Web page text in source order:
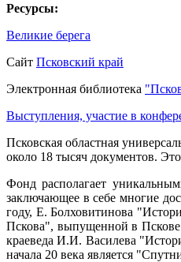
Ресурсы:
Великие берега
Сайт Псковский край
Электронная библиотека
Выступления, участие в
Псковская областная
около 18 тысяч документов.
Фонд располагает
заключающее в себе многие
году, Е. Болховитинова
Пскова", выпущенной в Пскове
краеведа И.И. Василева
начала 20 века является